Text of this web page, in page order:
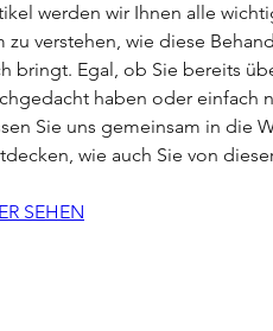
werden wir Ihnen alle
zu verstehen, wie diese
bringt. Egal, ob Sie bereits
haben oder einfach
Sie uns gemeinsam in die
wie auch Sie von
SEHEN